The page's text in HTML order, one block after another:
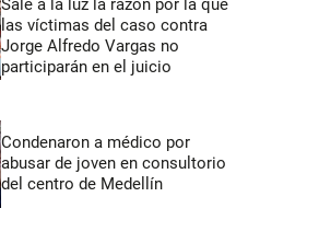
Sale a la luz la razón por la que
las víctimas del caso contra
Jorge Alfredo Vargas no
participarán en el juicio
Condenaron a médico por
abusar de joven en consultorio
del centro de Medellín